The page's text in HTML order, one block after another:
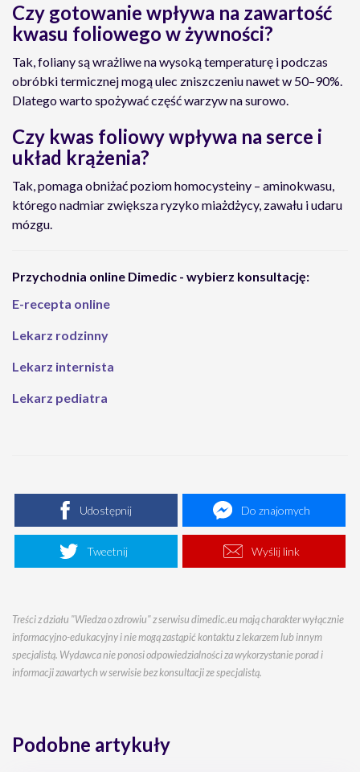
Czy gotowanie wpływa na zawartość
kwasu foliowego w żywności?
Tak, foliany są wrażliwe na wysoką temperaturę i podczas
obróbki termicznej mogą ulec zniszczeniu nawet w 50–90%.
Dlatego warto spożywać część warzyw na surowo.
Czy kwas foliowy wpływa na serce i
układ krążenia?
Tak, pomaga obniżać poziom homocysteiny – aminokwasu,
którego nadmiar zwiększa ryzyko miażdżycy, zawału i udaru
mózgu.
Przychodnia online Dimedic - wybierz konsultację:
E-recepta online
Lekarz rodzinny
Lekarz internista
Lekarz pediatra
Udostępnij Do znajomych
Tweetnij Wyślij link
Treści z działu "Wiedza o zdrowiu" z serwisu dimedic.eu mają charakter wyłącznie
informacyjno-edukacyjny i nie mogą zastąpić kontaktu z lekarzem lub innym
specjalistą. Wydawca nie ponosi odpowiedzialności za wykorzystanie porad i
informacji zawartych w serwisie bez konsultacji ze specjalistą.
Podobne artykuły